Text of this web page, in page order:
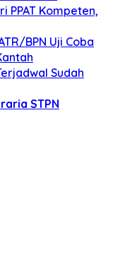
PPAT Kompeten,
BPN Uji Coba
Sudah
STPN